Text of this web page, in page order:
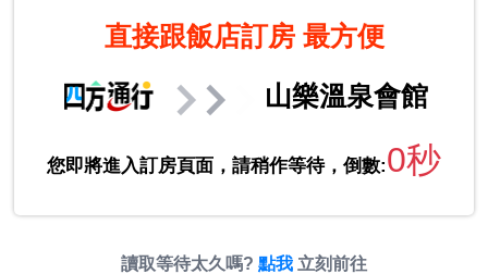
直接跟飯店訂房 最方便
山樂溫泉會館
您即將進入訂房頁面，請稍作等待，倒數:0秒
讀取等待太久嗎? 點我 立刻前往